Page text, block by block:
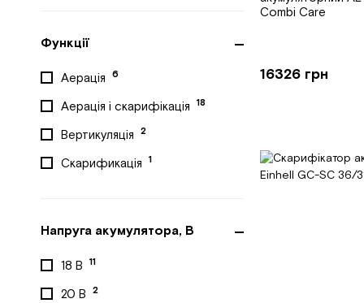
Функції
Аерація 6
Аерація і скарифікація 18
Вертикуляція 2
Скарификація 1
Напруга акумулятора, В
18 В 11
20 В 2
Combi Care
16326 грн